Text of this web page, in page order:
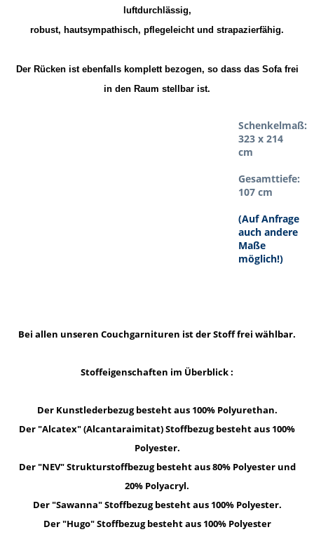
luftdurchlässig,
robust, hautsympathisch, pflegeleicht und strapazierfähig.
Der Rücken ist ebenfalls komplett bezogen, so dass das Sofa frei
in den Raum stellbar ist.
Schenkelmaß:
323 x 214
cm
Gesamttiefe:
107 cm
(Auf Anfrage
auch andere
Maße
möglich!)
Bei allen unseren Couchgarnituren ist der Stoff frei wählbar.
Stoffeigenschaften im Überblick :
Der Kunstlederbezug besteht aus 100% Polyurethan.
Der "Alcatex" (Alcantaraimitat) Stoffbezug besteht aus 100%
Polyester.
Der "NEV" Strukturstoffbezug besteht aus 80% Polyester und
20% Polyacryl.
Der "Sawanna" Stoffbezug besteht aus 100% Polyester.
Der "Hugo" Stoffbezug besteht aus 100% Polyester